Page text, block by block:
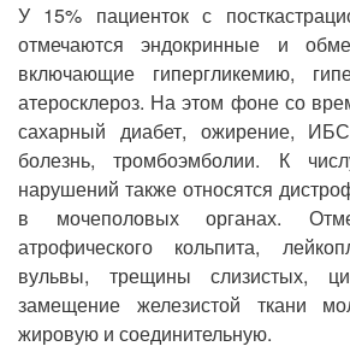
У 15% пациенток с
отмечаются эндокринные и
включающие гипергликемию,
атеросклероз. На этом фоне со
сахарный диабет, ожирение, ИБС,
болезнь, тромбоэмболии. К
нарушений также относятся
в мочеполовых органах.
атрофического кольпита,
вульвы, трещины слизистых,
замещение железистой ткани
жировую и соединительную.